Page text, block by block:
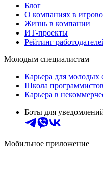
Блог
О компаниях в
Жизнь в компании
ИТ-проекты
Рейтинг
Молодым специалистам
Карьера для молодых
Школа программистов
Карьера в
Боты для
Мобильное приложение